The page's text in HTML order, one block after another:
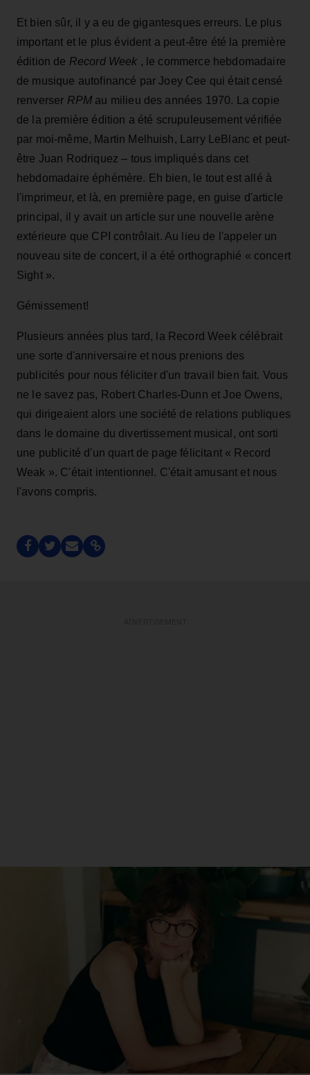
Et bien sûr, il y a eu de gigantesques erreurs. Le plus
important et le plus évident a peut-être été la première
édition de Record Week , le commerce hebdomadaire
de musique autofinancé par Joey Cee qui était censé
renverser RPM au milieu des années 1970. La copie
de la première édition a été scrupuleusement vérifiée
par moi-même, Martin Melhuish, Larry LeBlanc et peut-
être Juan Rodriquez – tous impliqués dans cet
hebdomadaire éphémère. Eh bien, le tout est allé à
l'imprimeur, et là, en première page, en guise d'article
principal, il y avait un article sur une nouvelle arène
extérieure que CPI contrôlait. Au lieu de l'appeler un
nouveau site de concert, il a été orthographié « concert
Sight ».
Gémissement!
Plusieurs années plus tard, la Record Week célébrait
une sorte d'anniversaire et nous prenions des
publicités pour nous féliciter d'un travail bien fait. Vous
ne le savez pas, Robert Charles-Dunn et Joe Owens,
qui dirigeaient alors une société de relations publiques
dans le domaine du divertissement musical, ont sorti
une publicité d'un quart de page félicitant « Record
Weak ». C'était intentionnel. C'était amusant et nous
l'avons compris.